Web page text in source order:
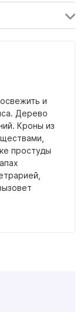
и
Дерево
Кроны из
простуды